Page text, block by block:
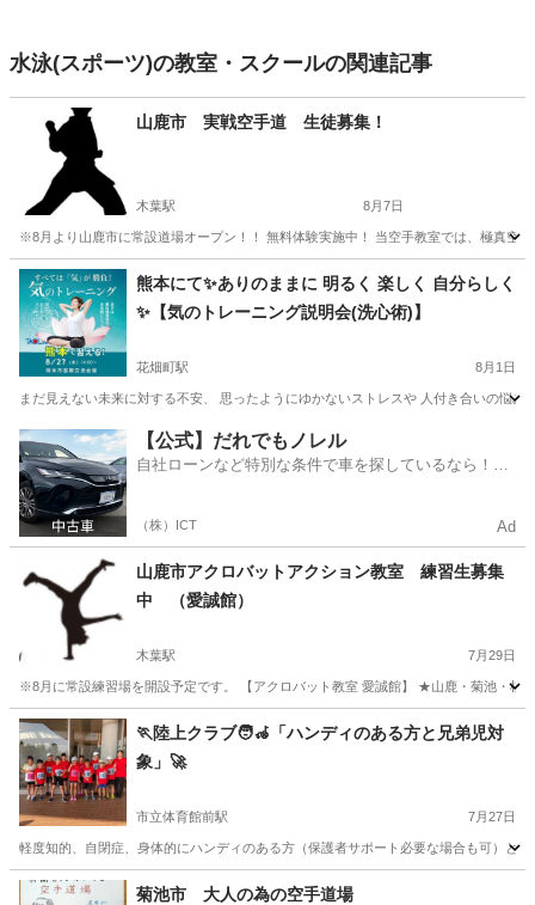
水泳(スポーツ)の教室・スクールの関連記事
山鹿市 実戦空手道 生徒募集！
木葉駅 8月7日
※8月より山鹿市に常設道場オープン！！ 無料体験実施中！ 当空手教室では、極真空
熊本 山鹿市 木葉駅 空手/他格闘技 キックボクシング
熊本にて✨️ありのままに 明るく 楽しく 自分らしく
✨️【気のトレーニング説明会(洗心術)】
花畑町駅 8月1日
まだ見えない未来に対する不安、 思ったようにゆかないストレスや 人付き合いの悩
熊本 熊本市 花畑町駅 気功 場所
【公式】だれでもノレル
自社ローンなど特別な条件で車を探しているなら！金
（株）ICT Ad
山鹿市アクロバットアクション教室 練習生募集
中 （愛誠館）
木葉駅 7月29日
※8月に常設練習場を開設予定です。 【アクロバット教室 愛誠館】 ★山鹿・菊池・植
熊本 山鹿市 木葉駅 体操 アクロバット
🏃陸上クラブ🧑‍🦽「ハンディのある方と兄弟児対
象」🚀
市立体育館前駅 7月27日
軽度知的、自閉症、身体的にハンディのある方（保護者サポート必要な場合も可）と
熊本 熊本市 市立体育館前駅 かけっこ
菊池市 大人の為の空手道場